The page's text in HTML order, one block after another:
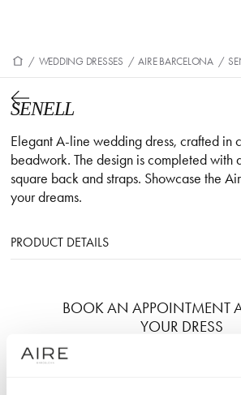
/ WEDDING DRESSES / AIRE BARCELONA /
SENELL
Elegant A-line wedding dress, crafted in
beadwork. The design is completed with
square back and straps. Showcase the
your dreams.
PRODUCT DETAILS
BOOK AN APPOINTMENT
YOUR DRESS